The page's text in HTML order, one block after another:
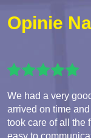
Opinie
We had a very
arrived on time
took care of all the
easy to